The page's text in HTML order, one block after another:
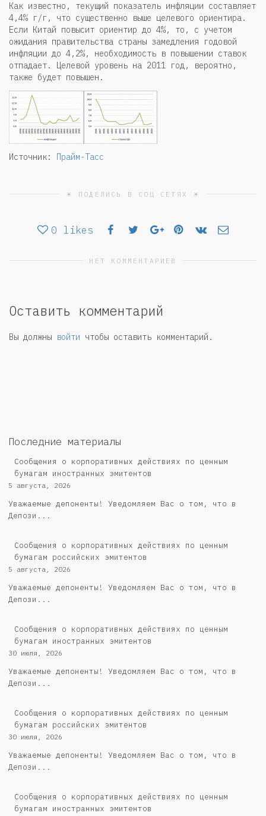
Как известно, текущий показатель инфляции составляет
4,4% г/г, что существенно выше целевого ориентира.
Если Китай повысит ориентир до 4%, то, с учетом
ожидания правительства страны замедления годовой
инфляции до 4,2%, необходимость в повышении ставок
отпадает. Целевой уровень на 2011 год, вероятно,
также будет повышен.
Источник: Прайм-Тасс
☀ ПОДЕЛИСЬ В СОЦ СЕТЯХ ☀
0 likes
НЕТ КОММЕНТАРИЕВ
Оставить комментарий
Вы должны войти чтобы оставить комментарий.
Последние материалы
Сообщения о корпоративных действиях по ценным
бумагам иностранных эмитентов
5 августа, 2026
Уважаемые депоненты! Уведомляем Вас о том, что в
Депози...
Cообщения о корпоративных действиях по ценным
бумагам российских эмитентов
5 августа, 2026
Уважаемые депоненты! Уведомляем Вас о том, что в
Депози...
Сообщения о корпоративных действиях по ценным
бумагам иностранных эмитентов
30 июля, 2026
Уважаемые депоненты! Уведомляем Вас о том, что в
Депози...
Cообщения о корпоративных действиях по ценным
бумагам российских эмитентов
30 июля, 2026
Уважаемые депоненты! Уведомляем Вас о том, что в
Депози...
Сообщения о корпоративных действиях по ценным
бумагам иностранных эмитентов